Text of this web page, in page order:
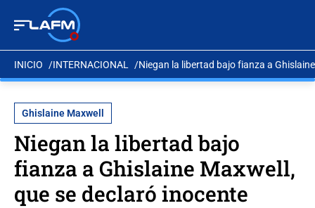
INICIO INTERNACIONAL Niegan la libertad bajo fianza a
Ghislaine Maxwell
Niegan la libertad bajo
fianza a Ghislaine Maxwell,
que se declaró inocente